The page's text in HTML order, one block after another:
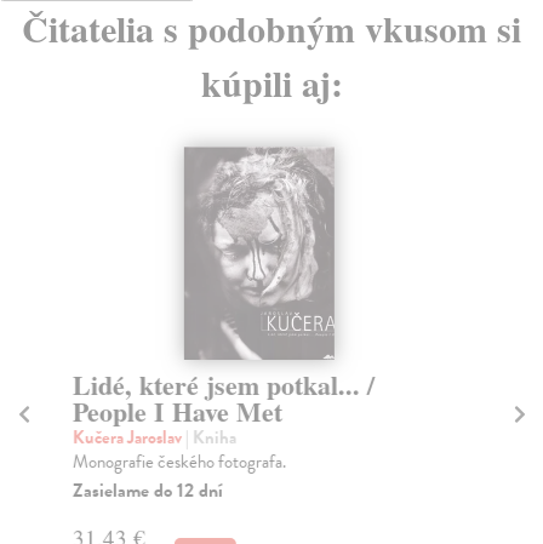
Čitatelia s podobným vkusom si
kúpili aj:
Lidé, které jsem potkal... /
People I Have Met
Kučera Jaroslav| Kniha
Monografie českého fotografa.
Zasielame do 12 dní
31,43 €